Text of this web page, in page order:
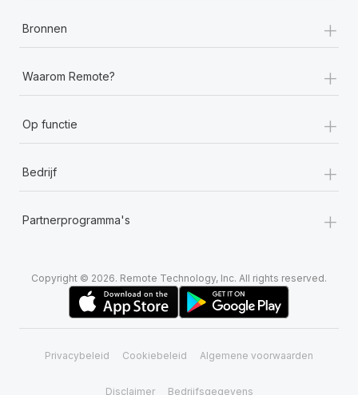
Bronnen +
Waarom Remote? +
Op functie +
Bedrijf +
Partnerprogramma's +
Copyright © 2026. Remote Technology, Inc. All rights reserved.
Privacybeleid Cookiebeleid Algemene voorwaarden
Disclaimer Bedrijfsgegevens